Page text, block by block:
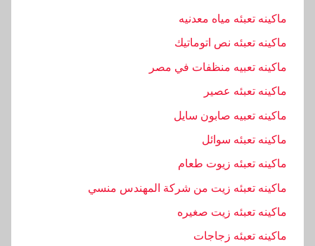
ل
د
س
,
ا
ب
ا
ماكينه تعبئه مياه معدنيه
ماكينه تعبئه نص اتوماتيك
ماكينه تعبيه منظفات في مصر
ماكينه تعبئه عصير
ماكينه تعبيه صابون سايل
ماكينه تعبئه سوائل
ماكينه تعبئه زيوت طعام
ماكينه تعبئه زيت من شركة المهندس منسي
ماكينه تعبئه زيت صغيره
ماكينه تعبئه زجاجات